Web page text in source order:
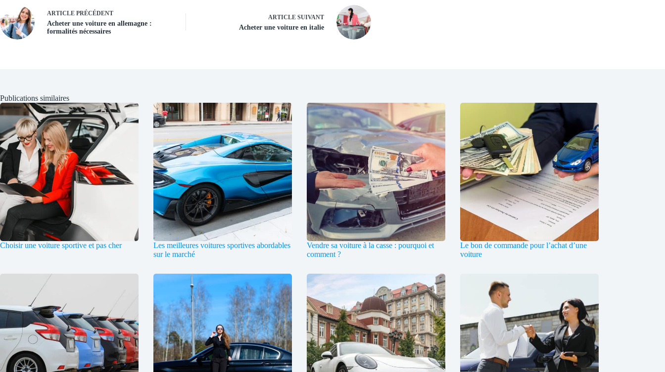
ARTICLE PRÉCÉDENT
Acheter une voiture en allemagne :
formalités nécessaires
ARTICLE SUIVANT
Acheter une voiture en italie
Publications similaires
Choisir une voiture sportive et pas cher
Les meilleures voitures sportives abordables
sur le marché
Vendre sa voiture à la casse : pourquoi et
comment ?
Le bon de commande pour l’achat d’une
voiture